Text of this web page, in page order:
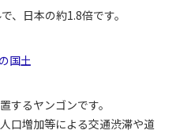
、日本の約1.8倍です。
するヤンゴンです。
口増加等による交通渋滞や道